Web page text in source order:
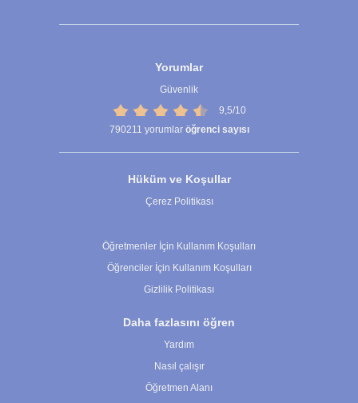
Yorumlar
Güvenlik
9,5/10
790211 yorumlar öğrenci sayısı
Hüküm ve Koşullar
Çerez Politikası
Öğretmenler İçin Kullanım Koşulları
Öğrenciler İçin Kullanım Koşulları
Gizlilik Politikası
Daha fazlasını öğren
Yardım
Nasıl çalışır
Öğretmen Alanı